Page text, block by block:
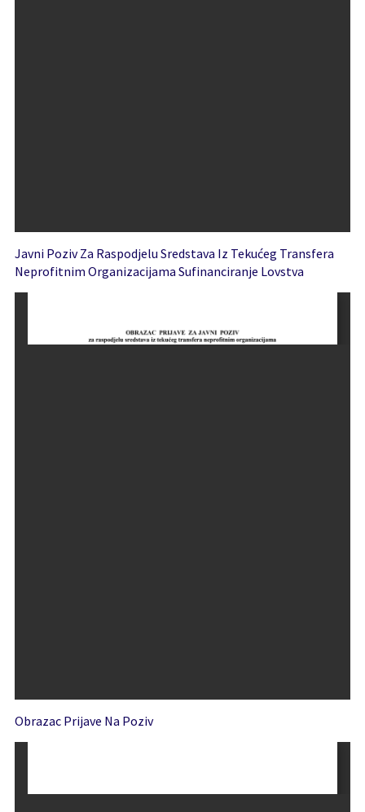
Javni Poziv Za Raspodjelu Sredstava Iz Tekućeg Transfera
Neprofitnim Organizacijama Sufinanciranje Lovstva
Obrazac Prijave Na Poziv